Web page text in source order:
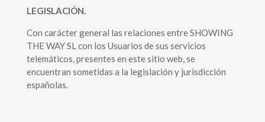
LEGISLACIÓN.
Con carácter general las relaciones entre SHOWING
THE WAY SL con los Usuarios de sus servicios
telemáticos, presentes en este sitio web, se
encuentran sometidas a la legislación y jurisdicción
españolas.